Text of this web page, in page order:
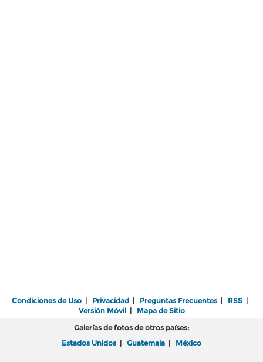
Condiciones de Uso | Privacidad | Preguntas Frecuentes | RSS |
Versión Móvil| Mapa de Sitio
Galerías de fotos de otros países:
Estados Unidos | Guatemala | México